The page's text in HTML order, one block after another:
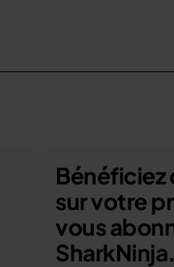
Bénéficiez
sur votre
vous
SharkNinja.